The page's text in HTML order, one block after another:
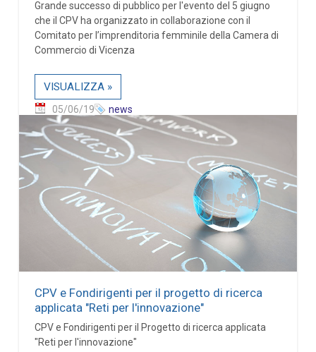
Grande successo di pubblico per l'evento del 5 giugno
che il CPV ha organizzato in collaborazione con il
Comitato per l’imprenditoria femminile della Camera di
Commercio di Vicenza
VISUALIZZA »
05/06/19 news
CPV e Fondirigenti per il progetto di ricerca
applicata "Reti per l'innovazione"
CPV e Fondirigenti per il Progetto di ricerca applicata
"Reti per l'innovazione"